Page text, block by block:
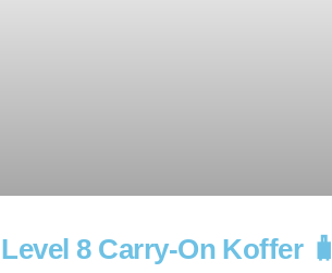
Level 8 Carry-On Koffer 🧳